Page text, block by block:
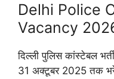
Delhi Police
Vacancy
दिल्ली पुलिस कांस्टेबल
31 अक्टूबर 2025 तक भरे